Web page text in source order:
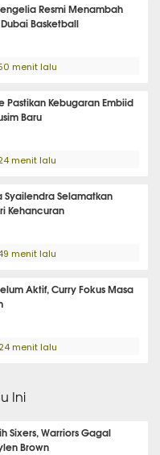
Resmi Menambah
Basketball
menit lalu
Pastikan Kebugaran Embiid
Baru
menit lalu
Syailendra Selamatkan
Kehancuran
menit lalu
Aktif, Curry Fokus Masa
menit lalu
Ini
Sixers, Warriors Gagal
Brown